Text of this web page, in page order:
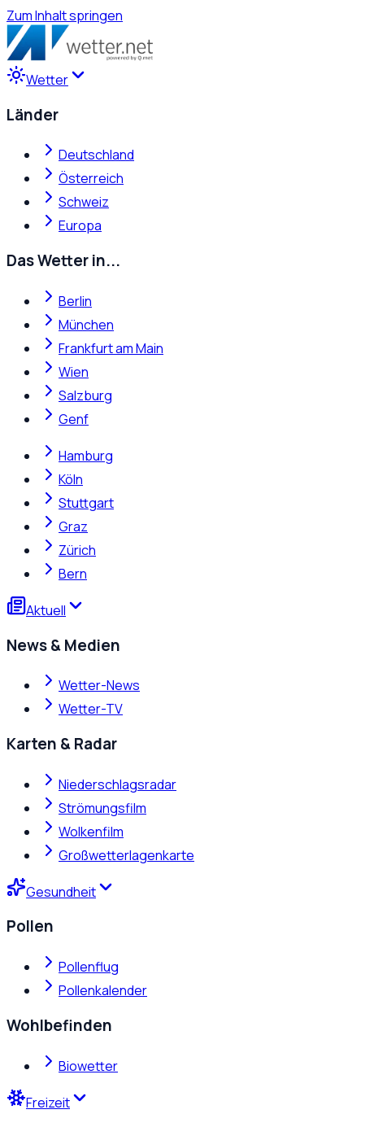
Zum Inhalt springen
Wetter
Länder
Deutschland
Österreich
Schweiz
Europa
Das Wetter in...
Berlin
München
Frankfurt am Main
Wien
Salzburg
Genf
Hamburg
Köln
Stuttgart
Graz
Zürich
Bern
Aktuell
News & Medien
Wetter-News
Wetter-TV
Karten & Radar
Niederschlagsradar
Strömungsfilm
Wolkenfilm
Großwetterlagenkarte
Gesundheit
Pollen
Pollenflug
Pollenkalender
Wohlbefinden
Biowetter
Freizeit